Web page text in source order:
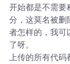
开始都是不需要
分，这莫名被删
者怎样的，我可
了呀。
上传的所有代